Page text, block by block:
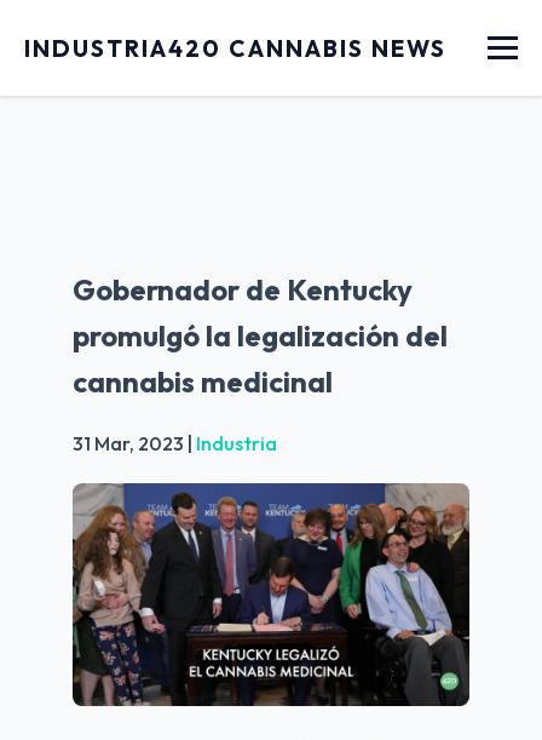
INDUSTRIA420 CANNABIS NEWS Menu
Gobernador de Kentucky
promulgó la legalización del
cannabis medicinal
31 Mar, 2023 | Industria